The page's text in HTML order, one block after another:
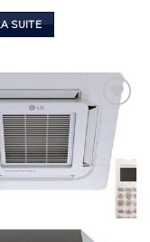
SUITE
Add to
Wishlist